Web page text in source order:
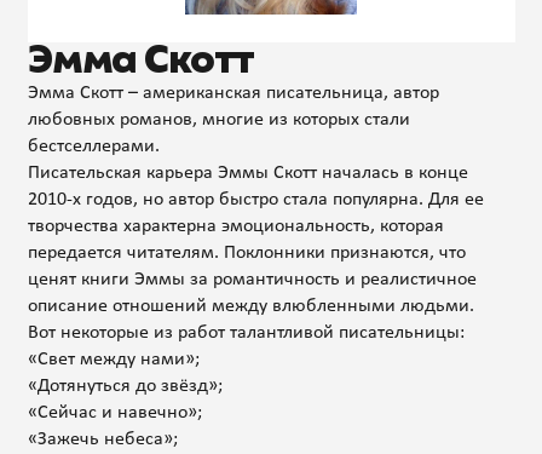
Эмма Скотт
Эмма Скотт – американская писательница, автор
любовных романов, многие из которых стали
бестселлерами.
Писательская карьера Эммы Скотт началась в конце
2010-х годов, но автор быстро стала популярна. Для ее
творчества характерна эмоциональность, которая
передается читателям. Поклонники признаются, что
ценят книги Эммы за романтичность и реалистичное
описание отношений между влюбленными людьми.
Вот некоторые из работ талантливой писательницы:
«Свет между нами»;
«Дотянуться до звёзд»;
«Сейчас и навечно»;
«Зажечь небеса»;